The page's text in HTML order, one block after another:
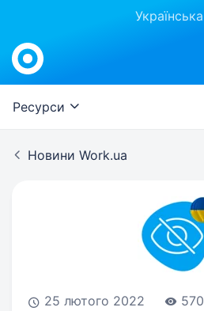
Українська
Work.ua
Ресурси
Новини Work.ua
25 лютого 2022 570